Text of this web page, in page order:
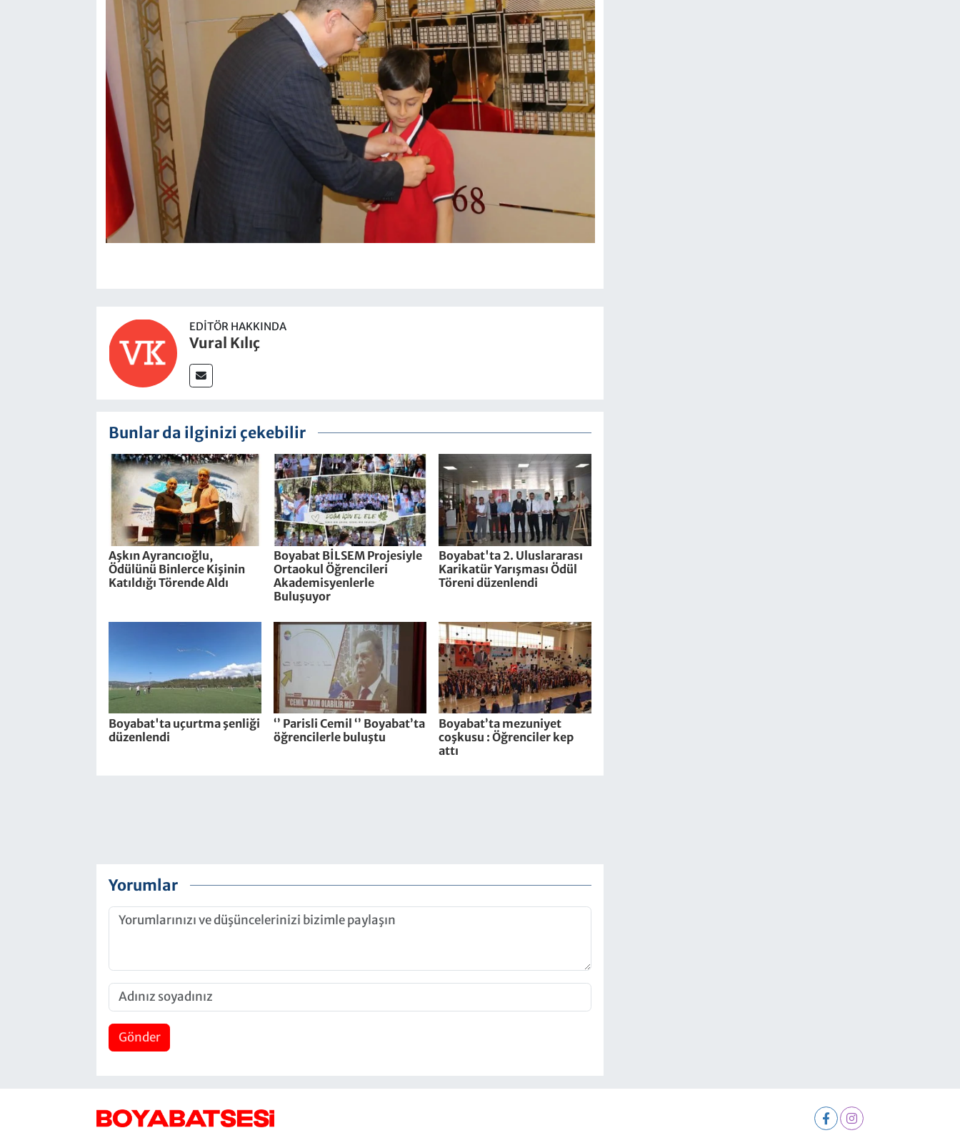
EDITÖR HAKKINDA
Vural Kılıç
Bunlar da ilginizi çekebilir
Aşkın Ayrancıoğlu,
Ödülünü Binlerce Kişinin
Katıldığı Törende Aldı
Boyabat BİLSEM Projesiyle
Ortaokul Öğrencileri
Akademisyenlerle
Buluşuyor
Boyabat'ta 2. Uluslararası
Karikatür Yarışması Ödül
Töreni düzenlendi
Boyabat'ta uçurtma şenliği
düzenlendi
‘’ Parisli Cemil ‘’ Boyabat’ta
öğrencilerle buluştu
Boyabat’ta mezuniyet
coşkusu : Öğrenciler kep
attı
Yorumlar
Gönder